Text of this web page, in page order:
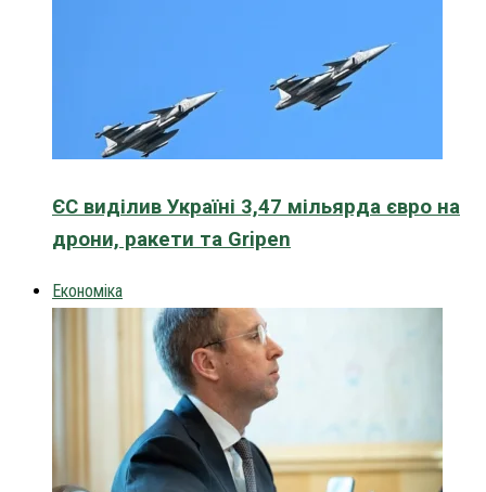
ЄС виділив Україні 3,47 мільярда євро на
дрони, ракети та Gripen
Економіка